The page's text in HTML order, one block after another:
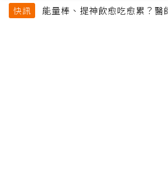
快訊
能量棒、提神飲愈吃愈累？醫